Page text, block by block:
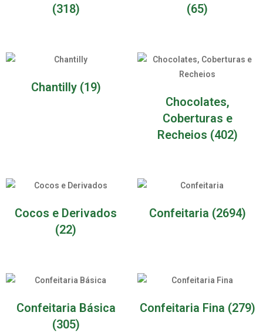
(318)
(65)
Chantilly (19)
Chocolates,
Coberturas e
Recheios (402)
Cocos e Derivados
(22)
Confeitaria (2694)
Confeitaria Básica
(305)
Confeitaria Fina (279)